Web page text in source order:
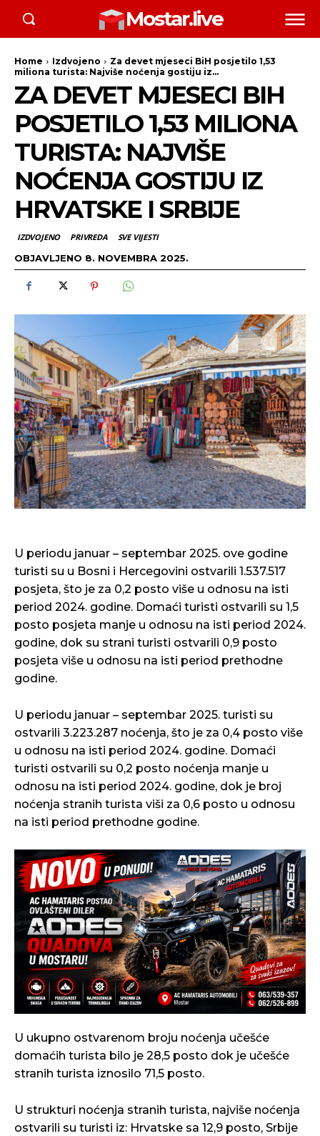
Mostar.live
Home Izdvojeno
Za devet mjeseci BiH posjetilo 1,53
miliona turista: Najviše noćenja gostiju iz...
ZA DEVET MJESECI BIH
POSJETILO 1,53 MILIONA
TURISTA: NAJVIŠE
NOĆENJA GOSTIJU IZ
HRVATSKE I SRBIJE
IZDVOJENO PRIVREDA SVE VIJESTI
OBJAVLJENO 8. NOVEMBRA 2025.
U periodu januar – septembar 2025. ove godine
turisti su u Bosni i Hercegovini ostvarili 1.537.517
posjeta, što je za 0,2 posto više u odnosu na isti
period 2024. godine. Domaći turisti ostvarili su 1,5
posto posjeta manje u odnosu na isti period 2024.
godine, dok su strani turisti ostvarili 0,9 posto
posjeta više u odnosu na isti period prethodne
godine.
U periodu januar – septembar 2025. turisti su
ostvarili 3.223.287 noćenja, što je za 0,4 posto više
u odnosu na isti period 2024. godine. Domaći
turisti ostvarili su 0,2 posto noćenja manje u
odnosu na isti period 2024. godine, dok je broj
noćenja stranih turista viši za 0,6 posto u odnosu
na isti period prethodne godine.
U ukupno ostvarenom broju noćenja učešće
domaćih turista bilo je 28,5 posto dok je učešće
stranih turista iznosilo 71,5 posto.
U strukturi noćenja stranih turista, najviše noćenja
ostvarili su turisti iz: Hrvatske sa 12,9 posto, Srbije